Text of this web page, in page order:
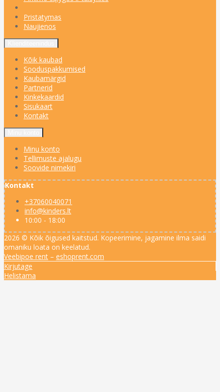
Pristatymas
Naujienos
Kõik kaubad
Sooduspakkumised
Kaubamärgid
Partnerid
Kinkekaardid
Sisukaart
Kontakt
Minu konto
Tellimuste ajalugu
Soovide nimekiri
Kontakt
+37060040071
info@kinders.lt
10:00 - 18:00
2026 © Kõik õigused kaitstud. Kopeerimine, jagamine ilma saidi
omaniku loata on keelatud.
Veebipoe rent – eshoprent.com
Kirjutage
Helistama